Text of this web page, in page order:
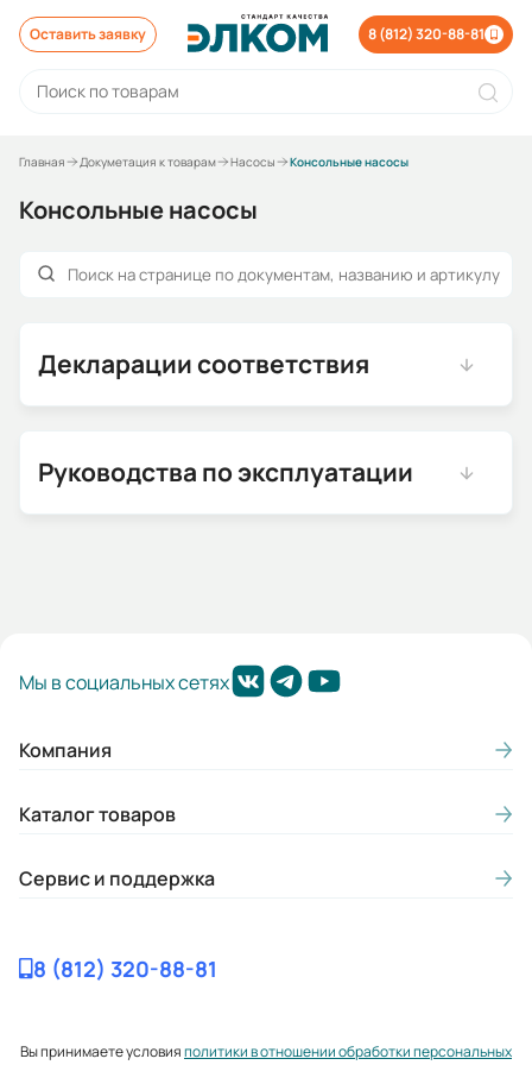
Оставить заявку 8 (812) 320-88-81
Главная Докуметация к товарам Насосы Консольные насосы
Консольные насосы
Декларации соответствия
Руководства по эксплуатации
Мы в социальных сетях
Компания
Каталог товаров
Сервис и поддержка
8 (812) 320-88-81
Вы принимаете условияполитики в отношении обработки персональных